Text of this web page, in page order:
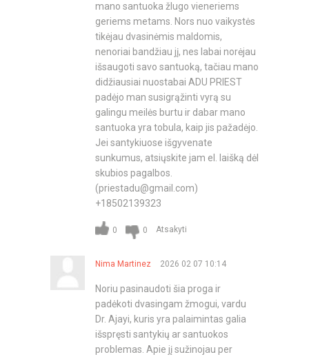
mano santuoka žlugo vieneriems
geriems metams. Nors nuo vaikystės
tikėjau dvasinėmis maldomis,
nenoriai bandžiau jį, nes labai norėjau
išsaugoti savo santuoką, tačiau mano
didžiausiai nuostabai ADU PRIEST
padėjo man susigrąžinti vyrą su
galingu meilės burtu ir dabar mano
santuoka yra tobula, kaip jis pažadėjo.
Jei santykiuose išgyvenate
sunkumus, atsiųskite jam el. laišką dėl
skubios pagalbos.
(priestadu@gmail.com)
+18502139323
0 0 Atsakyti
Nima Martinez 2026 02 07 10:14
Noriu pasinaudoti šia proga ir
padėkoti dvasingam žmogui, vardu
Dr. Ajayi, kuris yra palaimintas galia
išspręsti santykių ar santuokos
problemas. Apie jį sužinojau per